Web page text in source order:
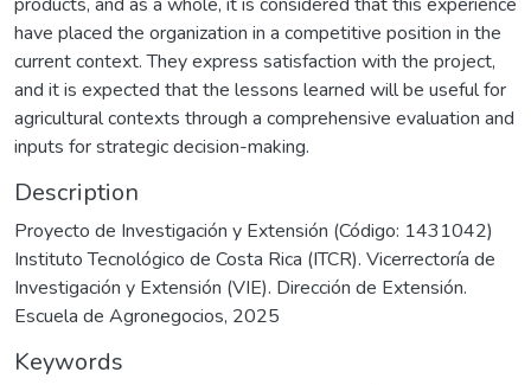
have placed the organization in a competitive position in the
current context. They express satisfaction with the project,
and it is expected that the lessons learned will be useful for
agricultural contexts through a comprehensive evaluation and
inputs for strategic decision-making.
Description
Proyecto de Investigación y Extensión (Código: 1431042)
Instituto Tecnológico de Costa Rica (ITCR). Vicerrectoría de
Investigación y Extensión (VIE). Dirección de Extensión.
Escuela de Agronegocios, 2025
Keywords